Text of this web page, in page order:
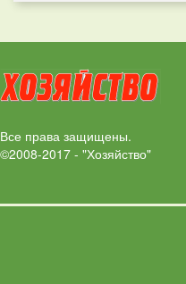
Все права защищены.
©2008-2017 - "Хозяйство"